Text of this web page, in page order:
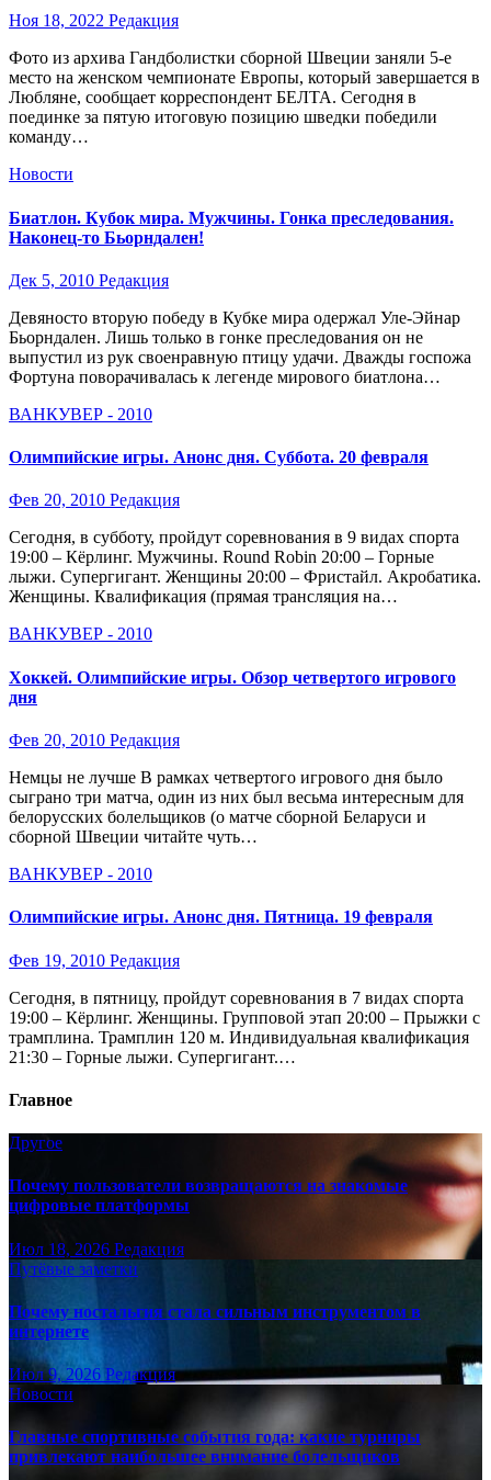
Ноя 18, 2022 Редакция
Фото из архива Гандболистки сборной Швеции заняли 5-е
место на женском чемпионате Европы, который завершается в
Любляне, сообщает корреспондент БЕЛТА. Сегодня в
поединке за пятую итоговую позицию шведки победили
команду…
Новости
Биатлон. Кубок мира. Мужчины. Гонка преследования.
Наконец-то Бьорндален!
Дек 5, 2010 Редакция
Девяносто вторую победу в Кубке мира одержал Уле-Эйнар
Бьорндален. Лишь только в гонке преследования он не
выпустил из рук своенравную птицу удачи. Дважды госпожа
Фортуна поворачивалась к легенде мирового биатлона…
ВАНКУВЕР - 2010
Олимпийские игры. Анонс дня. Суббота. 20 февраля
Фев 20, 2010 Редакция
Сегодня, в субботу, пройдут соревнования в 9 видах спорта
19:00 – Кёрлинг. Мужчины. Round Robin 20:00 – Горные
лыжи. Супергигант. Женщины 20:00 – Фристайл. Акробатика.
Женщины. Квалификация (прямая трансляция на…
ВАНКУВЕР - 2010
Хоккей. Олимпийские игры. Обзор четвертого игрового
дня
Фев 20, 2010 Редакция
Немцы не лучше В рамках четвертого игрового дня было
сыграно три матча, один из них был весьма интересным для
белорусских болельщиков (о матче сборной Беларуси и
сборной Швеции читайте чуть…
ВАНКУВЕР - 2010
Олимпийские игры. Анонс дня. Пятница. 19 февраля
Фев 19, 2010 Редакция
Сегодня, в пятницу, пройдут соревнования в 7 видах спорта
19:00 – Кёрлинг. Женщины. Групповой этап 20:00 – Прыжки с
трамплина. Трамплин 120 м. Индивидуальная квалификация
21:30 – Горные лыжи. Супергигант.…
Главное
Другое
Почему пользователи возвращаются на знакомые
цифровые платформы
Июл 18, 2026 Редакция
Путёвые заметки
Почему ностальгия стала сильным инструментом в
интернете
Июл 9, 2026 Редакция
Новости
Главные спортивные события года: какие турниры
привлекают наибольшее внимание болельщиков